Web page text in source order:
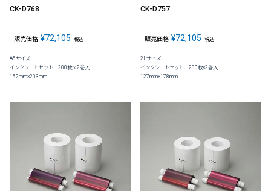
CK-D768
販売価格 ¥72,105 税込
A5サイズ
インクシートセット 200枚ｘ2巻入
152mm×203mm
CK-D757
販売価格 ¥72,105 税込
2Lサイズ
インクシートセット 230枚×2巻入
127mm×178mm